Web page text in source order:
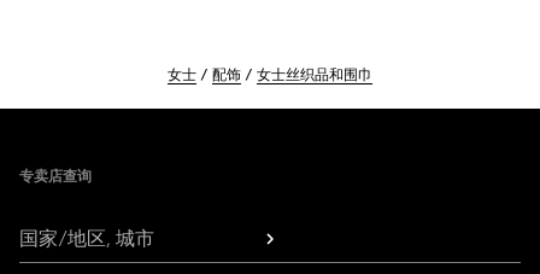
女士 配饰 女士丝织品和围巾
专卖店查询
国家/地区, 城市